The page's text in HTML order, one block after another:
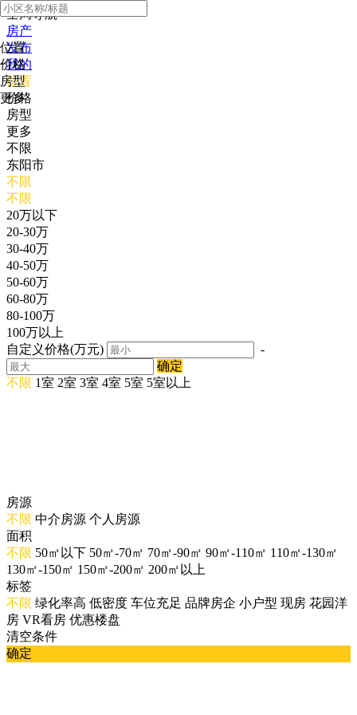
全局导航
房产
发布
我的
位置
价格
房型
更多
位置
价格
房型
更多
不限
东阳市
不限
不限
20万以下
20-30万
30-40万
40-50万
50-60万
60-80万
80-100万
100万以上
自定义价格(万元)
-
确定
不限 1室 2室 3室 4室 5室 5室以上
房源
不限 中介房源 个人房源
面积
不限 50㎡以下 50㎡-70㎡ 70㎡-90㎡ 90㎡-110㎡ 110㎡-130㎡
130㎡-150㎡ 150㎡-200㎡ 200㎡以上
标签
不限 绿化率高 低密度 车位充足 品牌房企 小户型 现房 花园洋
房 VR看房 优惠楼盘
清空条件
确定